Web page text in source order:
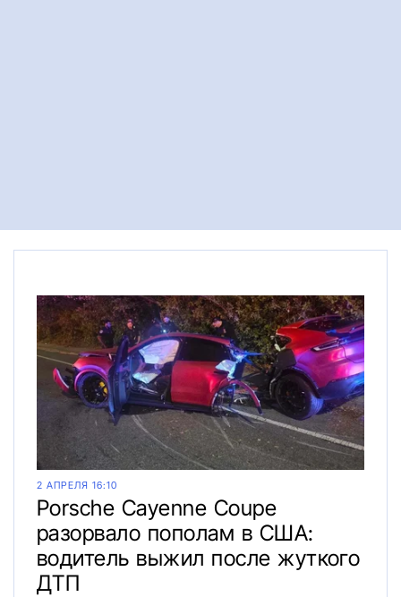
2 АПРЕЛЯ 16:10
Porsche Cayenne Coupe
разорвало пополам в США:
водитель выжил после жуткого
ДТП